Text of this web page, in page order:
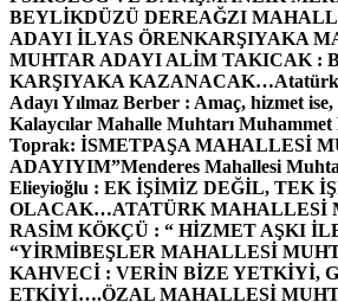
BEYLİKDÜZÜ DEREAĞZI
ADAYI İLYAS ÖRENKARŞIYAKA
MUHTAR ADAYI ALİM TAKICAK :
KARŞIYAKA KAZANACAK…
Adayı Yılmaz Berber : Amaç, hizmet
Kalaycılar Mahalle Muhtarı
Toprak: İSMETPAŞA MAHALLESİ
ADAYIYIM”Menderes Mahallesi
Elieyioğlu : EK İŞİMİZ DEĞİL, TEK
OLACAK…ATATÜRK MAHALLESİ
RASİM KÖKÇÜ : “ HİZMET AŞKI
“YİRMİBEŞLER MAHALLESİ
KAHVECİ : VERİN BİZE YETKİYİ,
ETKİYİ….ÖZAL MAHALLESİ